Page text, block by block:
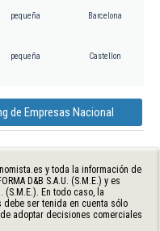
pequeña Barcelona
pequeña Castellon
de Empresas Nacional
y toda la información de
D&B S.A.U. (S.M.E.) y es
(S.M.E.). En todo caso, la
ser tenida en cuenta sólo
adoptar decisiones comerciales